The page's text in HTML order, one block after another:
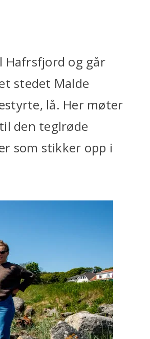
Hafrsfjord og går
stedet Malde
lå. Her møter
den teglrøde
som stikker opp i